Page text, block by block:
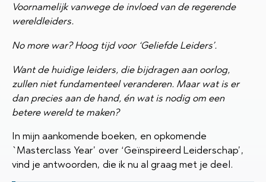
Voornamelijk vanwege de invloed van de regerende
wereldleiders.
No more war? Hoog tijd voor ‘Geliefde Leiders’.
Want de huidige leiders, die bijdragen aan oorlog,
zullen niet fundamenteel veranderen. Maar wat is er
dan precies aan de hand, én wat is nodig om een
betere wereld te maken?
In mijn aankomende boeken, en opkomende
`Masterclass Year’ over ‘Geïnspireerd Leiderschap’,
vind je antwoorden, die ik nu al graag met je deel.